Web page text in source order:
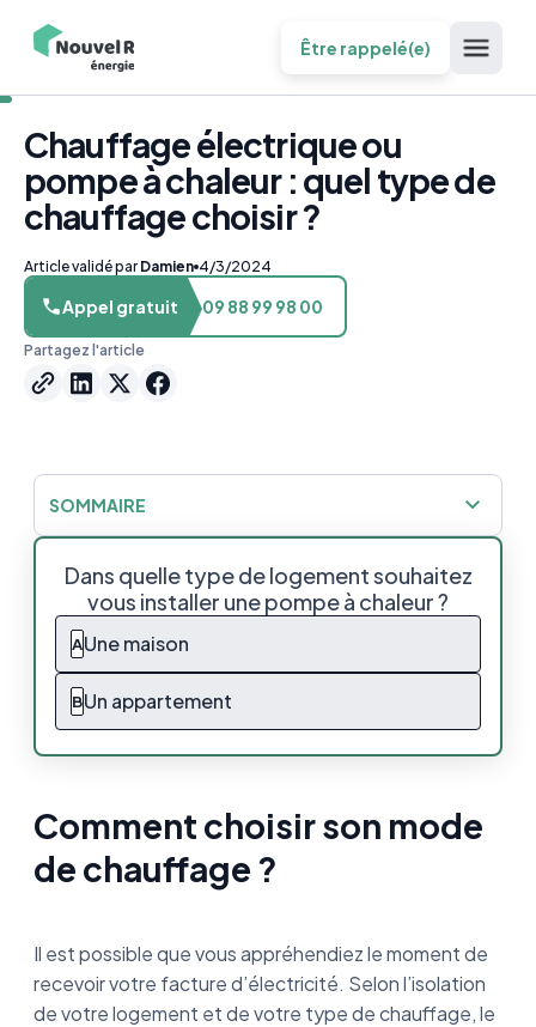
Être rappelé(e)
Chauffage électrique ou
pompe à chaleur : quel type de
chauffage choisir ?
Article validé par Damien 4/3/2024
Appel gratuit 09 88 99 98 00
Partagez l'article
Dans quelle type de logement souhaitez
vous installer une pompe à chaleur ?
AUne maison
BUn appartement
Comment choisir son mode
de chauffage ?
Il est possible que vous appréhendiez le moment de
recevoir votre facture d’électricité. Selon l’isolation
de votre logement et de votre type de chauffage, le
SOMMAIRE
La pompe à chaleur air-air ou radiateur
électrique : quelles solutions prévoir pour
votre logement ?
Quels sont les 3 meilleurs radiateurs
électriques ?